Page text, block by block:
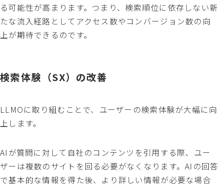
る可能性が高まります。つまり、検索順位に依存しない新
たな流入経路としてアクセス数やコンバージョン数の向
上が期待できるのです。
検索体験（SX）の改善
LLMOに取り組むことで、ユーザーの検索体験が大幅に向
上します。
AIが質問に対して自社のコンテンツを引用する際、ユー
ザーは複数のサイトを回る必要がなくなります。AIの回答
で基本的な情報を得た後、より詳しい情報が必要な場合